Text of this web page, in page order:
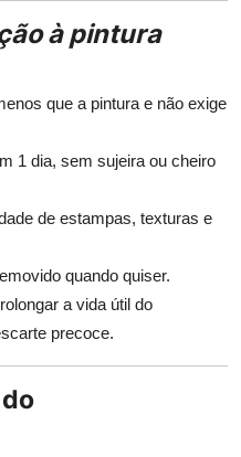
à pintura
que a pintura e não exige
1 dia, sem sujeira ou cheiro
de estampas, texturas e
quando quiser.
a vida útil do
precoce.